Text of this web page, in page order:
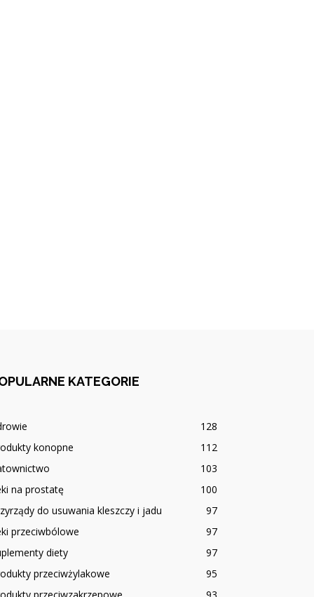
KATEGORIE
128
konopne
112
103
na prostatę
100
do usuwania kleszczy i jadu
97
przeciwbólowe
97
diety
97
przeciwżylakowe
95